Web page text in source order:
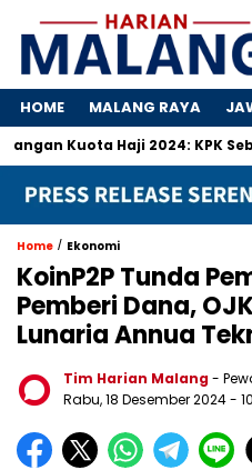
HOME MALANG RAYA
Haji 2024: KPK Sebut Ada
Home / Ekonomi
KoinP2P Tunda
Pemberi Dana,
Lunaria Annua
Tim Harian Malang-
Rabu, 18 Desember 2024-